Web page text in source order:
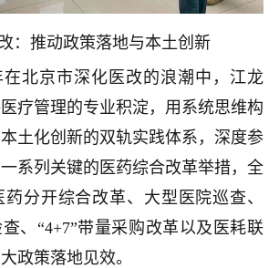
：推动政策落地与本土创新
在北京市深化医改的浪潮中，江龙
疗管理的专业积淀，用系统思维构
土化创新的双轨实践体系，深度参
系列关键的医药综合改革举措，全
分开综合改革、大型医院巡查、
、“4+7”带量采购改革以及医耗联
政策落地见效。